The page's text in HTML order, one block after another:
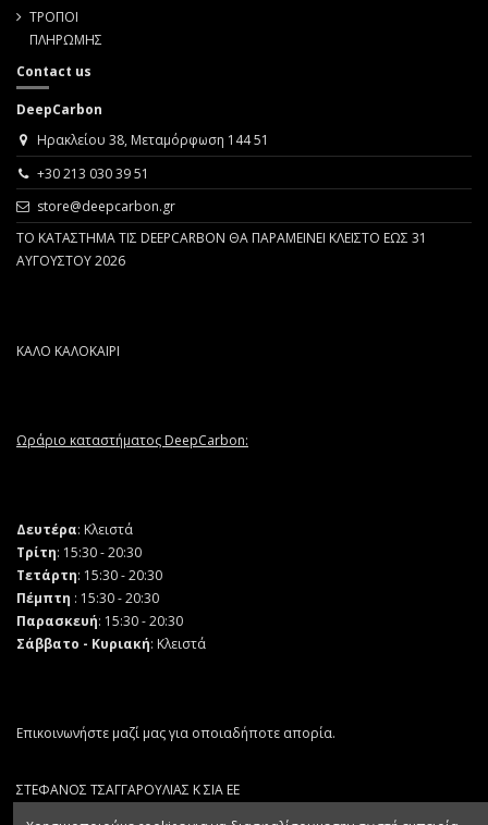
ΤΡΟΠΟΙ
ΠΛΗΡΩΜΗΣ
Contact us
DeepCarbon
Ηρακλείου 38, Μεταμόρφωση 144 51
+30 213 030 39 51
store@deepcarbon.gr
ΤΟ ΚΑΤΑΣΤΗΜΑ ΤΙΣ DEEPCARBON ΘΑ ΠΑΡΑΜΕΙΝΕΙ ΚΛΕΙΣΤΟ ΕΩΣ 31
ΑΥΓΟΥΣΤΟΥ 2026
ΚΑΛΟ ΚΑΛΟΚΑΙΡΙ
Ωράριο καταστήματος DeepCarbon:
Δευτέρα: Κλειστά
Τρίτη: 15:30 - 20:30
Τετάρτη: 15:30 - 20:30
Πέμπτη : 15:30 - 20:30
Παρασκευή: 15:30 - 20:30
Σάββατο - Κυριακή: Κλειστά
Επικοινωνήστε μαζί μας για οποιαδήποτε απορία.
ΣΤΕΦΑΝΟΣ ΤΣΑΓΓΑΡΟΥΛΙΑΣ Κ ΣΙΑ ΕΕ